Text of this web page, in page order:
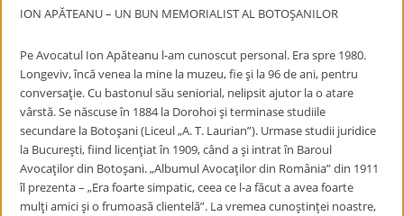
ION APĂTEANU – UN BUN MEMORIALIST AL BOTOŞANILOR
Pe Avocatul Ion Apăteanu l-am cunoscut personal. Era spre 1980.
Longeviv, încă venea la mine la muzeu, fie şi la 96 de ani, pentru
conversaţie. Cu bastonul său seniorial, nelipsit ajutor la o atare
vârstă. Se născuse în 1884 la Dorohoi şi terminase studiile
secundare la Botoşani (Liceul „A. T. Laurian”). Urmase studii juridice
la Bucureşti, fiind licenţiat în 1909, când a şi intrat în Baroul
Avocaţilor din Botoşani. „Albumul Avocaţilor din România” din 1911
îl prezenta – „Era foarte simpatic, ceea ce l-a făcut a avea foarte
mulţi amici şi o frumoasă clientelă”. La vremea cunoştinţei noastre,